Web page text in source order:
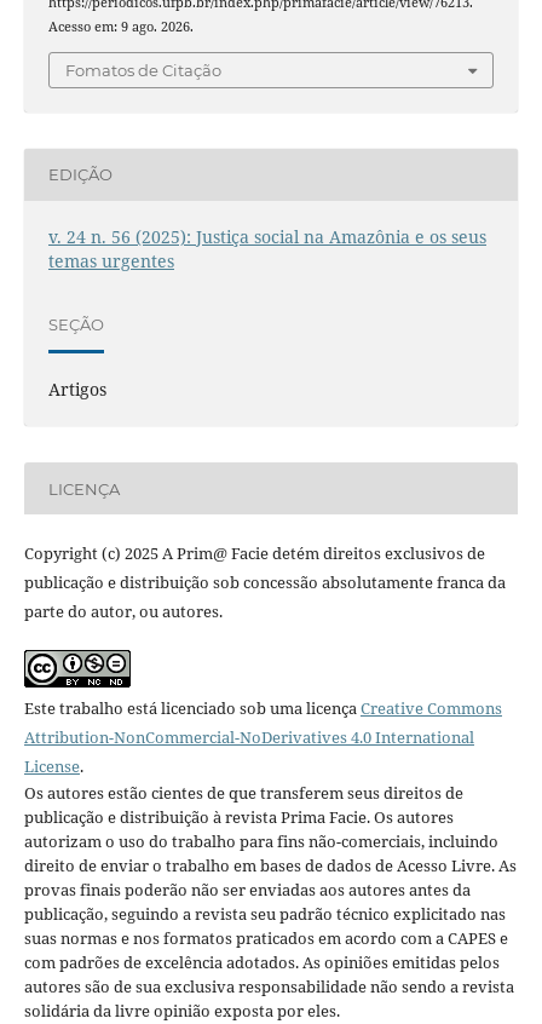
Acesso em: 9 ago. 2026.
Fomatos de Citação
EDIÇÃO
v. 24 n. 56 (2025): Justiça social na Amazônia e os seus
temas urgentes
SEÇÃO
Artigos
LICENÇA
Copyright (c) 2025 A Prim@ Facie detém direitos exclusivos de
publicação e distribuição sob concessão absolutamente franca da
parte do autor, ou autores.
Este trabalho está licenciado sob uma licençaCreative Commons
Attribution-NonCommercial-NoDerivatives 4.0 International
License.
Os autores estão cientes de que transferem seus direitos de
publicação e distribuição à revista Prima Facie. Os autores
autorizam o uso do trabalho para fins não-comerciais, incluindo
direito de enviar o trabalho em bases de dados de Acesso Livre. As
provas finais poderão não ser enviadas aos autores antes da
publicação, seguindo a revista seu padrão técnico explicitado nas
suas normas e nos formatos praticados em acordo com a CAPES e
com padrões de excelência adotados. As opiniões emitidas pelos
autores são de sua exclusiva responsabilidade não sendo a revista
solidária da livre opinião exposta por eles.